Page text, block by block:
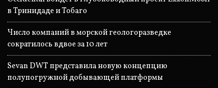
в Тринидаде и Тобаго
Число компаний в морской геологоразведке
сократилось вдвое за 10 лет
Sevan DWT представила новую концепцию
полупогружной добывающей платформы